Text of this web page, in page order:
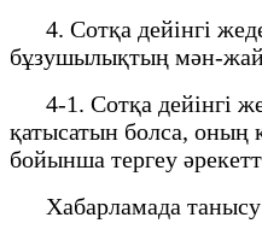
4. Сотқа дейінгі
бұзушылықтың мән-
4-1. Сотқа дейінгі
қатысатын болса, оның
бойынша тергеу
Хабарламада танысу